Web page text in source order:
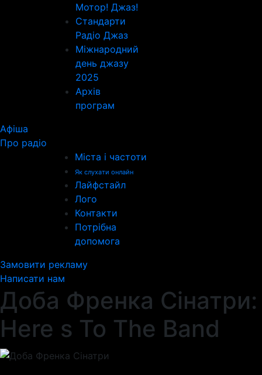
Мотор! Джаз!
Стандарти
Радіо Джаз
Міжнародний
день джазу
2025
Архів
програм
Афіша
Про радіо
Міста і частоти
Як слухати онлайн
Лайфстайл
Лого
Контакти
Потрібна
допомога
Замовити рекламу
Написати нам
Доба Френка Сінатри:
Here s To The Band